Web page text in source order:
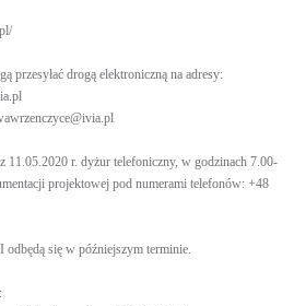
przesyłać drogą elektroniczną na adresy:
11.05.2020 r. dyżur telefoniczny, w godzinach 7.00-
projektowej pod numerami telefonów: +48
odbędą się w późniejszym terminie.